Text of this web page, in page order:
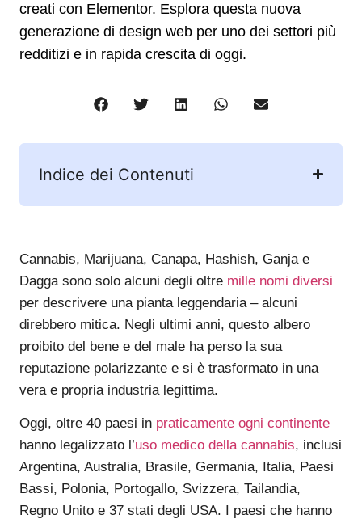
creati con Elementor. Esplora questa nuova
generazione di design web per uno dei settori più
redditizi e in rapida crescita di oggi.
Indice dei Contenuti
Cannabis, Marijuana, Canapa, Hashish, Ganja e
Dagga sono solo alcuni degli oltre mille nomi diversi
per descrivere una pianta leggendaria – alcuni
direbbero mitica. Negli ultimi anni, questo albero
proibito del bene e del male ha perso la sua
reputazione polarizzante e si è trasformato in una
vera e propria industria legittima.
Oggi, oltre 40 paesi in praticamente ogni continente
hanno legalizzato l’uso medico della cannabis, inclusi
Argentina, Australia, Brasile, Germania, Italia, Paesi
Bassi, Polonia, Portogallo, Svizzera, Tailandia,
Regno Unito e 37 stati degli USA. I paesi che hanno